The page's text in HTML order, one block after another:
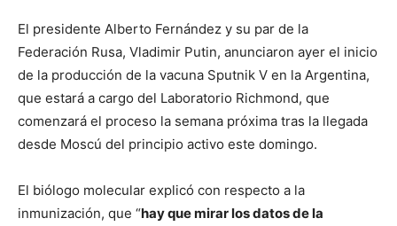
El presidente Alberto Fernández y su par de la
Federación Rusa, Vladimir Putin, anunciaron ayer el inicio
de la producción de la vacuna Sputnik V en la Argentina,
que estará a cargo del Laboratorio Richmond, que
comenzará el proceso la semana próxima tras la llegada
desde Moscú del principio activo este domingo.
El biólogo molecular explicó con respecto a la
inmunización, que “hay que mirar los datos de la